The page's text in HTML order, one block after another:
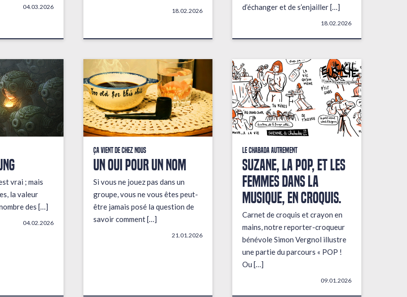
04.03.2026
18.02.2026
d’échanger et de s’enjailler […]
18.02.2026
vrai ; mais
la valeur
des […]
04.02.2026
Ça vient de chez nous
UN OUI POUR UN NOM
Si vous ne jouez pas dans un
groupe, vous ne vous êtes peut-
être jamais posé la question de
savoir comment […]
21.01.2026
Le Chabada autrement
Suzane, la pop, et les
femmes dans la
musique, en croquis.
Carnet de croquis et crayon en
mains, notre reporter-croqueur
bénévole Simon Vergnol illustre
une partie du parcours « POP !
Ou […]
09.01.2026